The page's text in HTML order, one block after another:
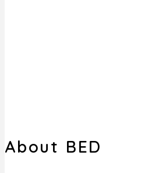
About BED